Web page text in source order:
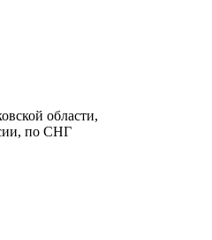
области,
по СНГ